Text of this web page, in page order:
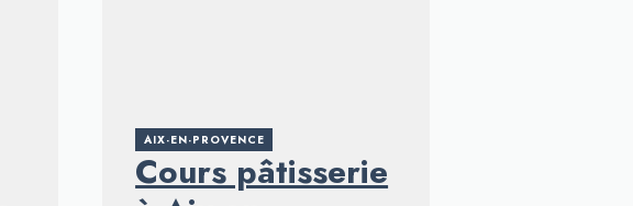
AIX-EN-PROVENCE
Cours pâtisserie